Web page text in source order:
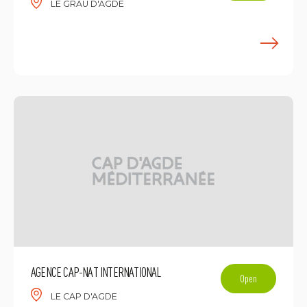
LE GRAU D'AGDE
AGENCE CAP-NAT INTERNATIONAL
LE CAP D'AGDE
Open